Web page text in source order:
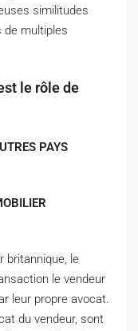
similitudes
de multiples
le rôle de
PAYS
britannique, le
le vendeur
leur propre avocat.
du vendeur, sont